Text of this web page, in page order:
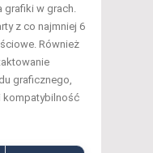
grafiki w grach.
z co najmniej 6
Również
graficznego,
kompatybilność